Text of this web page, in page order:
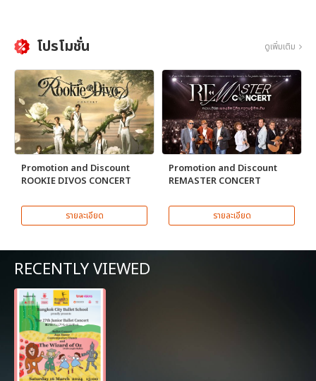
โปรโมชั่น ดูเพิ่มเติม
Promotion and Discount
ROOKIE DIVOS CONCERT
รายละเอียด
Promotion and Discount
REMASTER CONCERT
รายละเอียด
RECENTLY VIEWED